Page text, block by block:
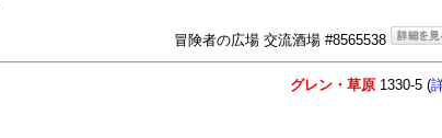
冒険者の広場 交流酒場 #8565538
グレン・草原 1330-5 (